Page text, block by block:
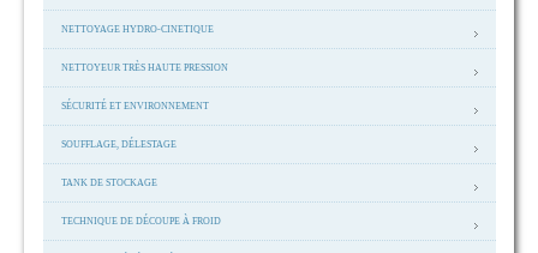
NETTOYAGE HYDRO-CINETIQUE
NETTOYEUR TRÈS HAUTE PRESSION
SÉCURITÉ ET ENVIRONNEMENT
SOUFFLAGE, DÉLESTAGE
TANK DE STOCKAGE
TECHNIQUE DE DÉCOUPE À FROID